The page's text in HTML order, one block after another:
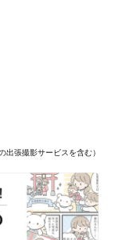
張撮影サービスを含む）